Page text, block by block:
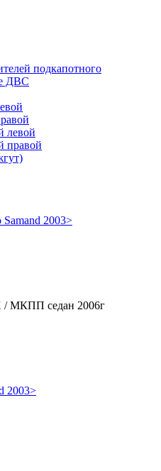
подкапотного
ДВС
левой
правой
2003>
/ МКПП седан 2006г
2003>